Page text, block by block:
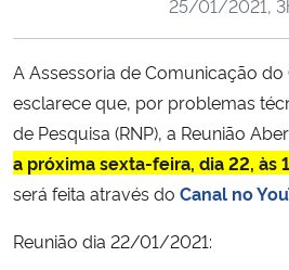
Ministério do Desenvolvimento Regional
Controladoria-Geral da União
25/01/2021,
A Assessoria de Comunicação do
esclarece que, por problemas
de Pesquisa (RNP), a Reunião
a próxima sexta-feira, dia 22, às
será feita através do Canal no
Reunião dia 22/01/2021: